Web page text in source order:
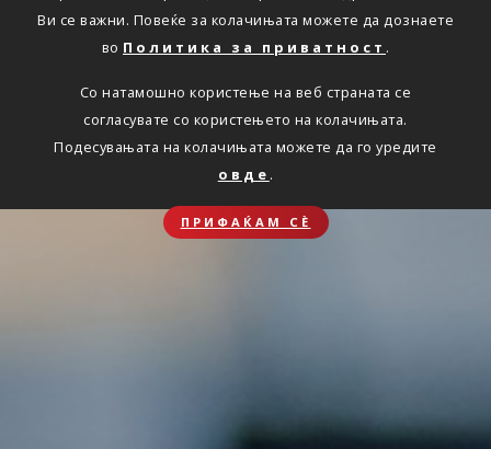
Ви се важни. Повеќе за колачињата можете да дознаете
во Политика за приватност .
Со натамошно користење на веб страната се
согласувате со користењето на колачињата.
Подесувањата на колачињата можете да го уредите
овде .
ПРИФАЌАМ СЀ